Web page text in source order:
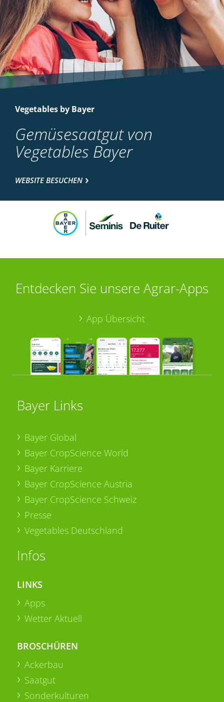
Vegetables by Bayer
Gemüsesaatgut von
Vegetables Bayer
WEBSITE BESUCHEN
Entdecken Sie unsere Agrar-Apps
App Übersicht
Bayer Links
Bayer Global
Bayer CropScience World
Bayer Karriere
Bayer CropScience Austria
Bayer CropScience Schweiz
Presse
Vegetables Deutschland
Infos
LINKS
Apps
Wetter Aktuell
BROSCHÜREN
Ackerbau
Saatgut
Sonderkulturen